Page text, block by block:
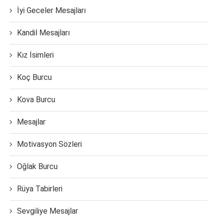
İyi Geceler Mesajları
Kandil Mesajları
Kız İsimleri
Koç Burcu
Kova Burcu
Mesajlar
Motivasyon Sözleri
Oğlak Burcu
Rüya Tabirleri
Sevgiliye Mesajlar